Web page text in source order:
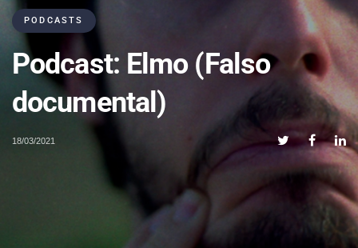
PODCASTS
Podcast: Elmo (Falso
documental)
18/03/2021